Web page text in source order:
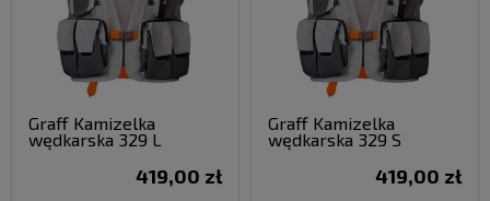
Graff Kamizelka
wędkarska 329 L
419,00 zł
Graff Kamizelka
wędkarska 329 S
419,00 zł